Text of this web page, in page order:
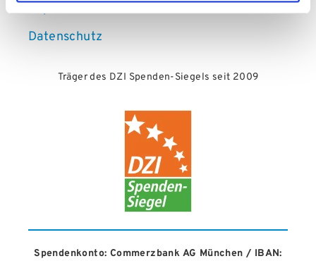
Datenschutz
Träger des DZI Spenden-Siegels seit 2009
Spendenkonto: Commerzbank AG München / IBAN: